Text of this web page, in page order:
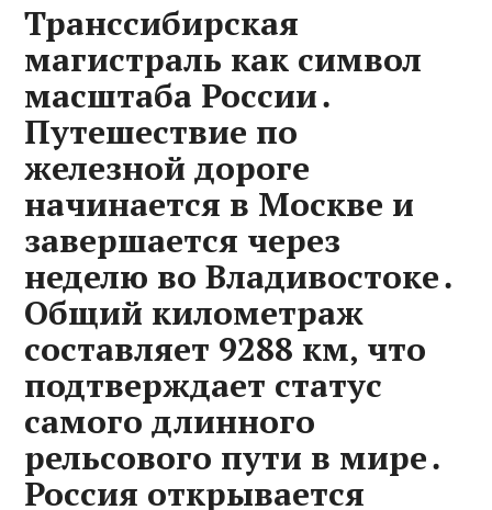
Транссибирская
магистраль как символ
масштаба России․
Путешествие по
железной дороге
начинается в Москве и
завершается через
неделю во Владивостоке․
Общий километраж
составляет 9288 км‚ что
подтверждает статус
самого длинного
рельсового пути в мире․
Россия открывается